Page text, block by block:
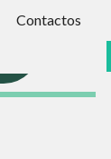
Contactos